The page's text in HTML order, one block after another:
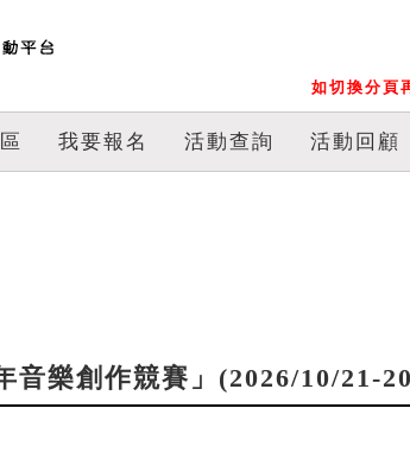
如切換分頁
我要報名 活動查詢 活動回顧
音樂創作競賽」(2026/10/21-